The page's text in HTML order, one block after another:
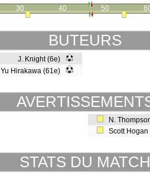
30 40 50
BUTEURS
J. Knight (6e)
Yu Hirakawa (61e)
N.
Scott
STATS DU MATCH